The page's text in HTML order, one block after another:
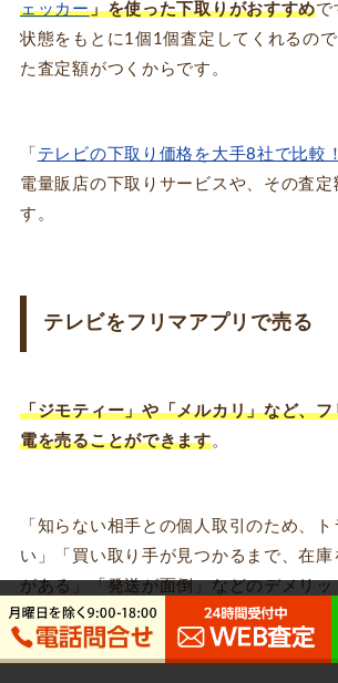
ェッカー」を使った下取りがおすすめで
状態をもとに1個1個査定してくれるの
た査定額がつくからです。
「 テレビの下取り価格を大手8社で比較！
電量販店の下取りサービスや、その査定
す。
テレビをフリマアプリで売る
「ジモティー」や「メルカリ」など、
電を売ることができます。
「知らない相手との個人取引のため、
い」「買い取り手が見つかるまで、在
がある」「発送が面倒」などのデメリッ
自分で自由に値段を設定できるのはメリ